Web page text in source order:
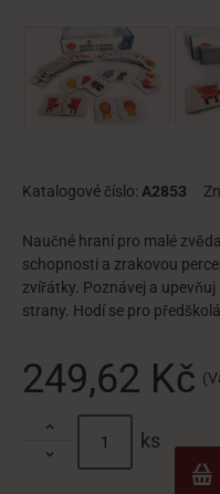
Katalogové číslo: A2853
Naučné hraní pro malé
schopnosti a zrakovou
zvířátky. Poznávej a
strany. Hodí se pro
249,62 Kč


ks